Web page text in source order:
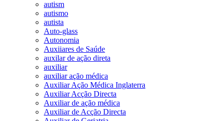
autism
autismo
autista
Auto-glass
Autonomia
Auxiiares de Saúde
auxilar de ação direta
auxiliar
auxiliar ação médica
Auxiliar Ação Médica Inglaterra
Auxiliar Acção Directa
Auxiliar de ação médica
Auxiliar de Acção Directa